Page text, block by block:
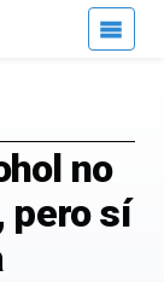
no
pero sí